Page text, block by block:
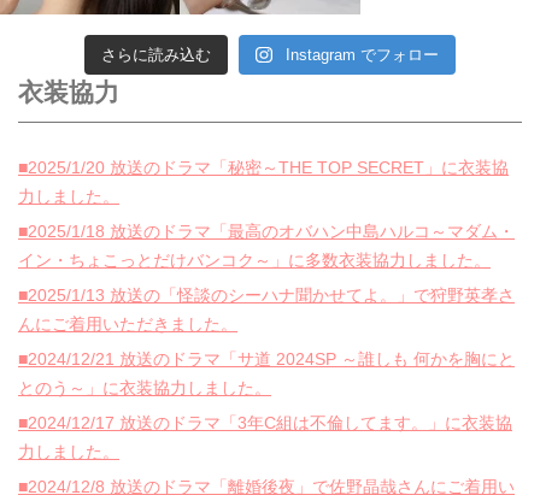
さらに読み込む Instagram でフォロー
衣装協力
■2025/1/20 放送のドラマ「秘密～THE TOP SECRET」に衣装協
力しました。
■2025/1/18 放送のドラマ「最高のオバハン中島ハルコ～マダム・
イン・ちょこっとだけバンコク～」に多数衣装協力しました。
■2025/1/13 放送の「怪談のシーハナ聞かせてよ。」で狩野英孝さ
んにご着用いただきました。
■2024/12/21 放送のドラマ「サ道 2024SP ～誰しも 何かを胸にと
とのう～」に衣装協力しました。
■2024/12/17 放送のドラマ「3年C組は不倫してます。」に衣装協
力しました。
■2024/12/8 放送のドラマ「離婚後夜」で佐野晶哉さんにご着用い